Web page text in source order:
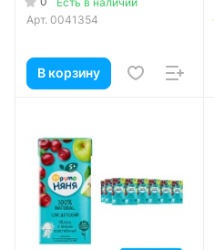
Арт. 0041354
В корзину